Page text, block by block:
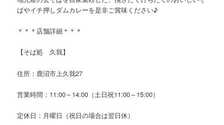
ばやイチ押しダムカレーを是非ご賞味ください♪
＊＊＊店舗詳細＊＊＊
【そば処 久我】
住所：鹿沼市上久我27
営業時間：11:00～14:00（土日祝11:00～15:00）
定休日：月曜日（祝日の場合は翌日休）